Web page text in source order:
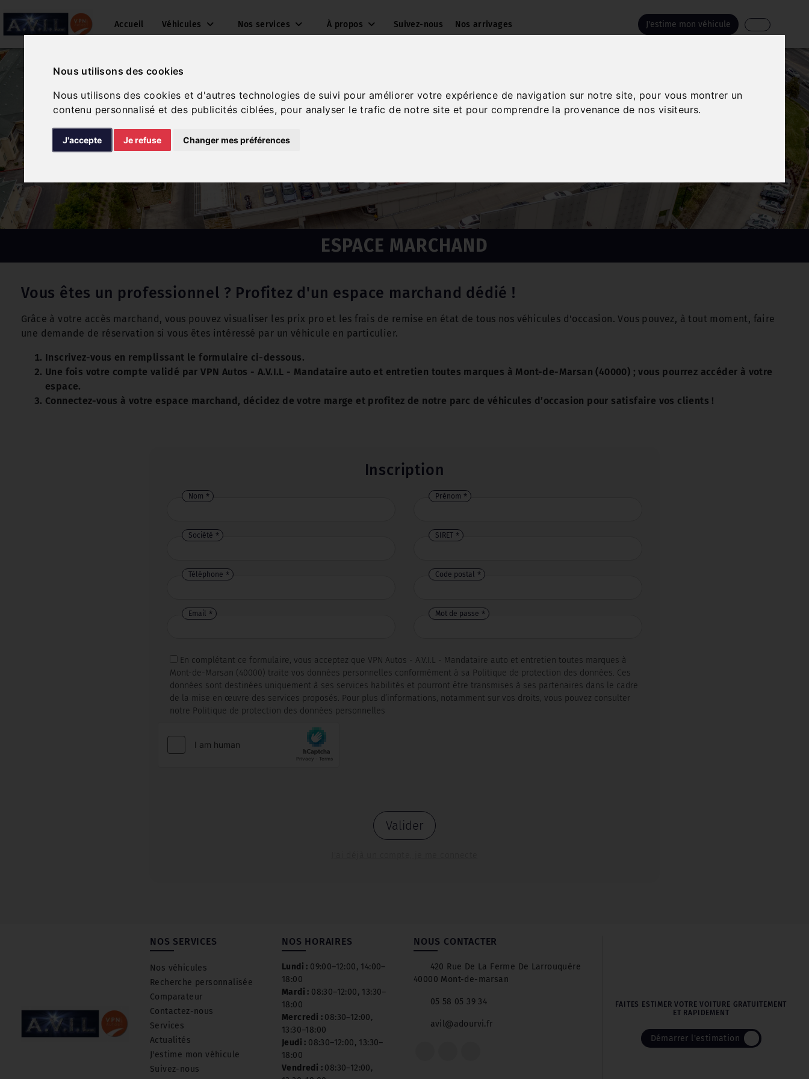
Nous utilisons des cookies
Nous utilisons des cookies et d'autres technologies de suivi pour améliorer votre expérience de navigation sur notre site, pour vous montrer un
contenu personnalisé et des publicités ciblées, pour analyser le trafic de notre site et pour comprendre la provenance de nos visiteurs.
J'accepte Je refuse Changer mes préférences
Accueil Véhicules Nos services À propos Suivez-nous Nos arrivages J'estime mon véhicule
ESPACE MARCHAND
Vous êtes un professionnel ? Profitez d'un espace marchand dédié !
Grâce à votre accès marchand, vous pouvez visualiser les prix pro et les frais de remise en état de tous nos véhicules d'occasion. Vous pouvez, à tout moment, faire
une demande de réservation si vous êtes intéressé par un véhicule en particulier.
Inscrivez-vous en remplissant le formulaire ci-dessous.
Une fois votre compte validé par VPN Autos - A.V.I.L - Mandataire auto et entretien toutes marques à Mont-de-Marsan (40000) ; vous pourrez accéder à votre
espace.
Connectez-vous à votre espace marchand, décidez de votre marge et profitez de notre parc de véhicules d’occasion pour satisfaire vos clients !
Inscription
Nom Prénom
Société SIRET
Téléphone Code postal
Email Mot de passe
En complétant ce formulaire, vous acceptez que VPN Autos - A.V.I.L - Mandataire auto et entretien toutes marques à
Mont-de-Marsan (40000) traite vos données personnelles conformément à sa Politique de protection des données. Ces
données sont destinées uniquement à ses services habilités et pourront être transmises à ses partenaires dans le cadre
de la mise en œuvre des services proposés. Pour plus d’informations, notamment sur vos droits, vous pouvez consulter
notre Politique de protection des données personnelles
Valider
NOS SERVICES
Nos véhicules
Recherche personnalisée
Comparateur
Contactez-nous
Services
Actualités
J'estime mon véhicule
Suivez-nous
NOS HORAIRES
Lundi : 09:00–12:00, 14:00–
18:00
Mardi : 08:30–12:00, 13:30–
18:00
Mercredi : 08:30–12:00,
13:30–18:00
Jeudi : 08:30–12:00, 13:30–
18:00
Vendredi : 08:30–12:00,
NOUS CONTACTER
420 Rue De La Ferme De Larrouquère
40000 Mont-de-marsan
05 58 05 39 34
avil@adourvi.fr
FAITES ESTIMER VOTRE VOITURE GRATUITEMENT
ET RAPIDEMENT
Démarrer l'estimation